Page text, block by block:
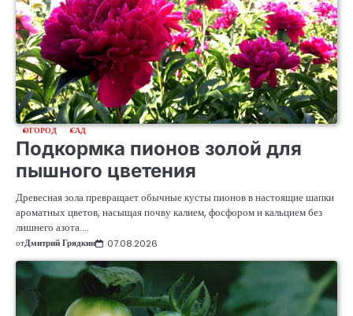
ОГОРОД САД
Подкормка пионов золой для
пышного цветения
Древесная зола превращает обычные кусты пионов в настоящие шапки
ароматных цветов, насыщая почву калием, фосфором и кальцием без
лишнего азота.…
отДмитрий Грядкин 07.08.2026